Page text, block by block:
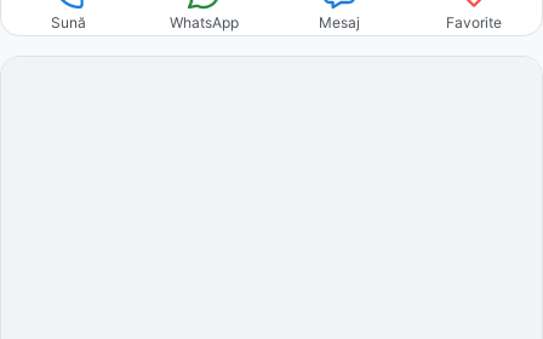
Sună WhatsApp Mesaj Favorite